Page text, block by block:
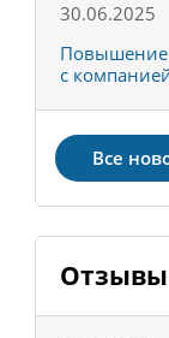
30.06.2025
Повышение
с
Все
Отзывы